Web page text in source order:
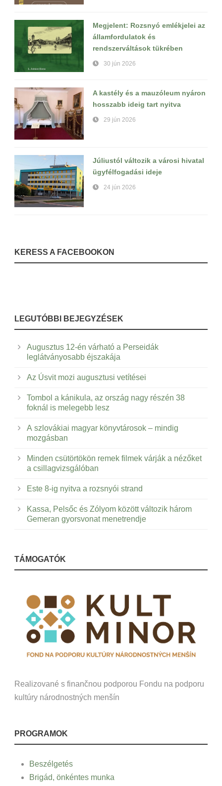
Megjelent: Rozsnyó emlékjelei az
államfordulatok és
rendszerváltások tükrében
30 jún 2026
A kastély és a mauzóleum nyáron
hosszabb ideig tart nyitva
29 jún 2026
Júliustól változik a városi hivatal
ügyfélfogadási ideje
24 jún 2026
KERESS A FACEBOOKON
LEGUTÓBBI BEJEGYZÉSEK
Augusztus 12-én várható a Perseidák
leglátványosabb éjszakája
Az Úsvit mozi augusztusi vetítései
Tombol a kánikula, az ország nagy részén 38
foknál is melegebb lesz
A szlovákiai magyar könyvtárosok – mindig
mozgásban
Minden csütörtökön remek filmek várják a nézőket
a csillagvizsgálóban
Este 8-ig nyitva a rozsnyói strand
Kassa, Pelsőc és Zólyom között változik három
Gemeran gyorsvonat menetrendje
TÁMOGATÓK
Realizované s finančnou podporou Fondu na podporu
kultúry národnostných menšín
PROGRAMOK
Beszélgetés
Brigád, önkéntes munka